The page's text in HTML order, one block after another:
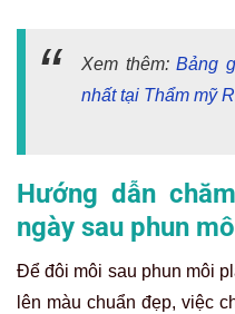
Xem thêm: Bảng
nhất tại Thẩm mỹ
Hướng dẫn
ngày sau phun
Để đôi môi sau phun môi
lên màu chuẩn đẹp, việc